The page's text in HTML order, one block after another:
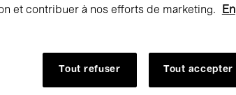
et contribuer à nos efforts de marketing.
En
Tout refuser Tout accepter